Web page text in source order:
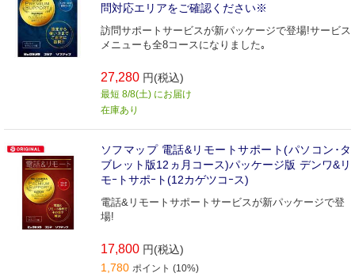
問対応エリアをご確認ください※
訪問サポートサービスが新パッケージで登場!サービス
メニューも全8コースになりました｡
27,280 円(税込)
最短 8/8(土) にお届け
在庫あり
ソフマップ 電話&リモートサポート(パソコン･タ
ブレット版12ヵ月コース)パッケージ版 デンワ&リ
モｰトサポｰト(12カゲツコｰス)
電話&リモートサポートサービスが新パッケージで登
場!
17,800 円(税込)
1,780 ポイント (10%)